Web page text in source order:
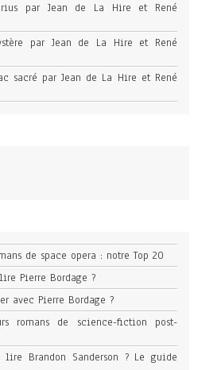
par Jean de La Hire et René
par Jean de La Hire et René
sacré par Jean de La Hire et René
de space opera : notre Top 20
Pierre Bordage ?
avec Pierre Bordage ?
romans de science-fiction post-
lire Brandon Sanderson ? Le guide